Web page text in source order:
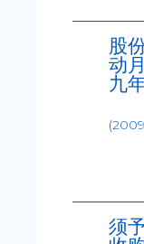
股
动
九
须